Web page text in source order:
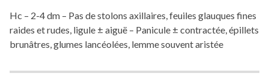
Hc – 2-4 dm – Pas de stolons axillaires, feuiles glauques fines
raides et rudes, ligule ± aiguë – Panicule ± contractée, épillets
brunâtres, glumes lancéolées, lemme souvent aristée